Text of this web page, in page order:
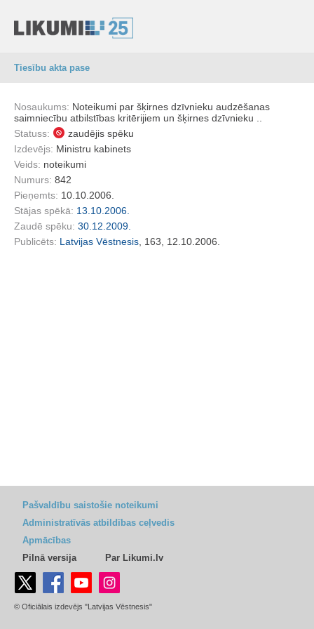
Tiesību akta pase
Nosaukums: Noteikumi par šķirnes dzīvnieku audzēšanas
saimniecību atbilstības kritērijiem un šķirnes dzīvnieku ..
Statuss:
zaudējis spēku
Izdevējs: Ministru kabinets
Veids: noteikumi
Numurs: 842
Pieņemts: 10.10.2006.
Stājas spēkā: 13.10.2006.
Zaudē spēku: 30.12.2009.
Publicēts: Latvijas Vēstnesis , 163, 12.10.2006.
Pašvaldību saistošie noteikumi
Administratīvās atbildības ceļvedis
Apmācības
Pilnā versija
Par Likumi.lv
© Oficiālais izdevējs "Latvijas Vēstnesis"